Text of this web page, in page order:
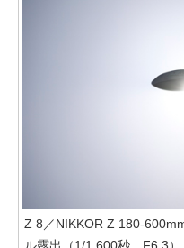
Z 8／NIKKOR Z 180-